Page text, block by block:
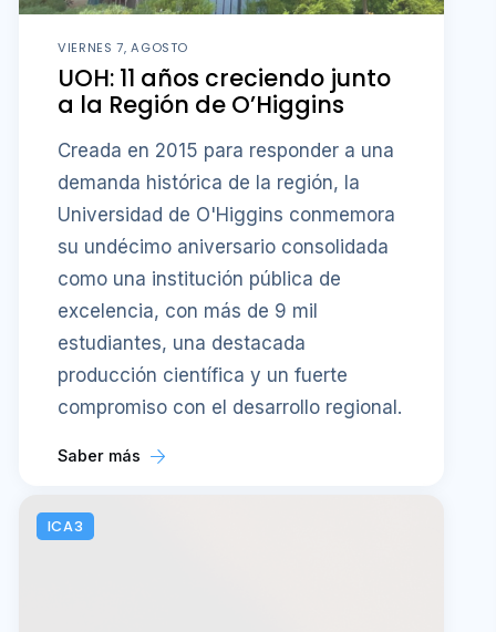
VIERNES 7, AGOSTO
UOH: 11 años creciendo junto
a la Región de O’Higgins
Creada en 2015 para responder a una
demanda histórica de la región, la
Universidad de O'Higgins conmemora
su undécimo aniversario consolidada
como una institución pública de
excelencia, con más de 9 mil
estudiantes, una destacada
producción científica y un fuerte
compromiso con el desarrollo regional.
Saber más
ICA3